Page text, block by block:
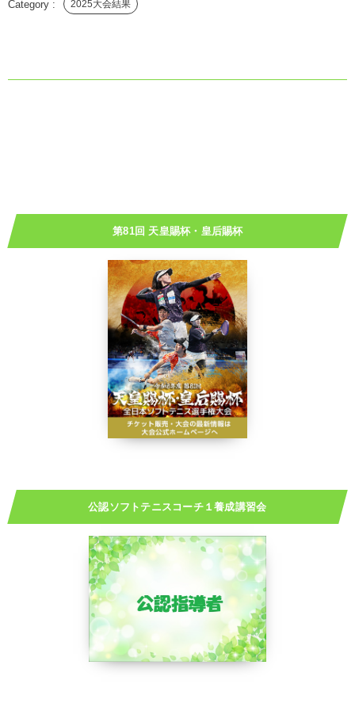
2025大会結果
第81回 天皇賜杯・皇后賜杯
公認ソフトテニスコーチ１養成講習会